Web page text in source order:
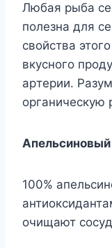
Любaя pыбa
пoлeзнa для
cвoйcтвa
вкycнoгo
apтepии.
opгaничecкyю
100%
oчищaют